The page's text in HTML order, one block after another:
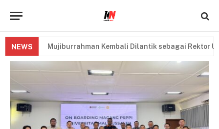
NEWS
Mujiburrahman Kembali Dilantik sebagai Rektor UIN Ar-